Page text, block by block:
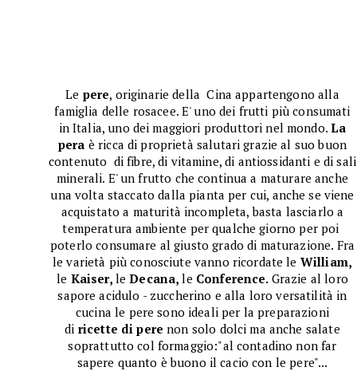
Le pere, originarie della Cina appartengono alla
famiglia delle rosacee. E' uno dei frutti più consumati
in Italia, uno dei maggiori produttori nel mondo.La
pera è ricca di proprietà salutari grazie al suo buon
contenuto di fibre, di vitamine, di antiossidanti e di sali
minerali. E' un frutto che continua a maturare anche
una volta staccato dalla pianta per cui, anche se viene
acquistato a maturità incompleta, basta lasciarlo a
temperatura ambiente per qualche giorno per poi
poterlo consumare al giusto grado di maturazione. Fra
le varietà più conosciute vanno ricordate le William,
le Kaiser, leDecana,le Conference. Grazie al loro
sapore acidulo - zuccherino e alla loro versatilità in
cucina le pere sono ideali per la preparazioni
di ricette di pere non solo dolci ma anche salate
soprattutto col formaggio:"al contadino non far
sapere quanto è buono il cacio con le pere"...